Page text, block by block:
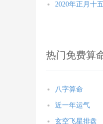
2020年正月十
热门免费算
八字算命
近一年运气
玄空飞星排盘